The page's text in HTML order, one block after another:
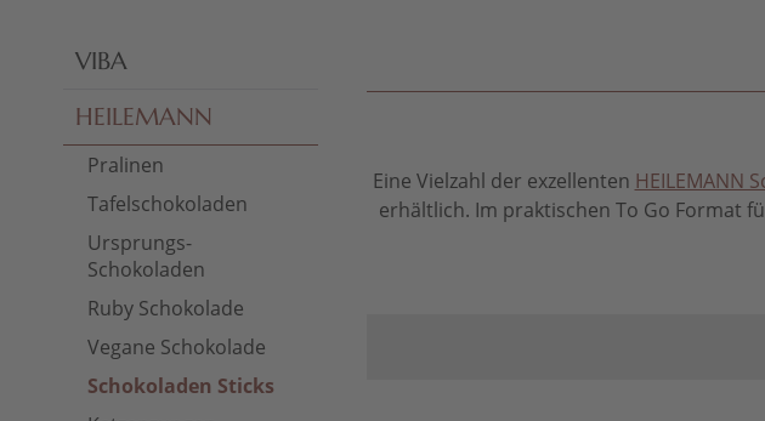
VIBA
HEILEMANN
Pralinen
Tafelschokoladen
Ursprungs-
Schokoladen
Ruby Schokolade
Vegane Schokolade
Schokoladen Sticks
Eine Vielzahl der exzellenten HEILEMANN
erhältlich. Im praktischen To Go Format